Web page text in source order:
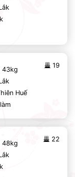
19
43kg
Huế
22
48kg